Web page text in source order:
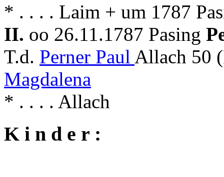
* . . . . Laim + um 1787
II. oo 26.11.1787 Pasing
T.d. Perner Paul Allach 50
Magdalena
* . . . . Allach
K i n d e r :